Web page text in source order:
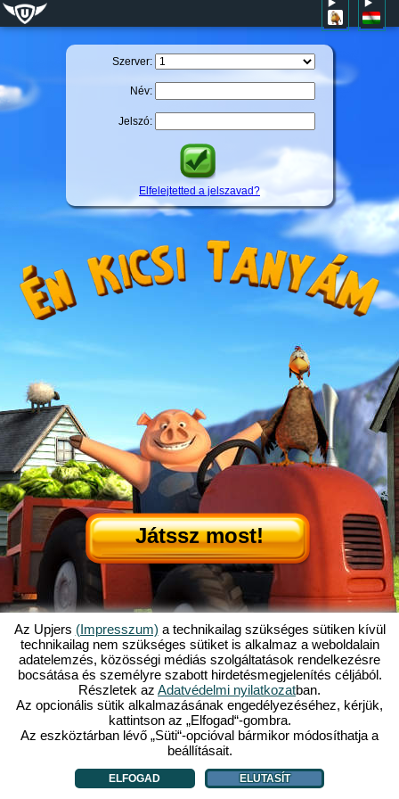
Szerver:
Név:
Jelszó:
Elfelejtetted a jelszavad?
Játssz most!
Mi is az az Én Kicsi Tanyám?|
Itt olvashatod ennek a böngészős játéknak a történetét!| Ami rád vár...|
ÁSZF|Impresszum|Adatvédelmi nyilatkozat|Szabályzat|Fórum|
Támogatás|My Free Farm 2 App|Google Play|App Store
Böngészős játékok - Upjers.com|Sütik kezelése
Az Upjers (Impresszum) a technikailag szükséges sütiken kívül
technikailag nem szükséges sütiket is alkalmaz a weboldalain
adatelemzés, közösségi médiás szolgáltatások rendelkezésre
bocsátása és személyre szabott hirdetésmegjelenítés céljából.
Részletek az Adatvédelmi nyilatkozatban.
Az opcionális sütik alkalmazásának engedélyezéséhez, kérjük,
kattintson az „Elfogad“-gombra.
Az eszköztárban lévő „Süti“-opcióval bármikor módosíthatja a
beállításait.
ELFOGAD ELUTASÍT